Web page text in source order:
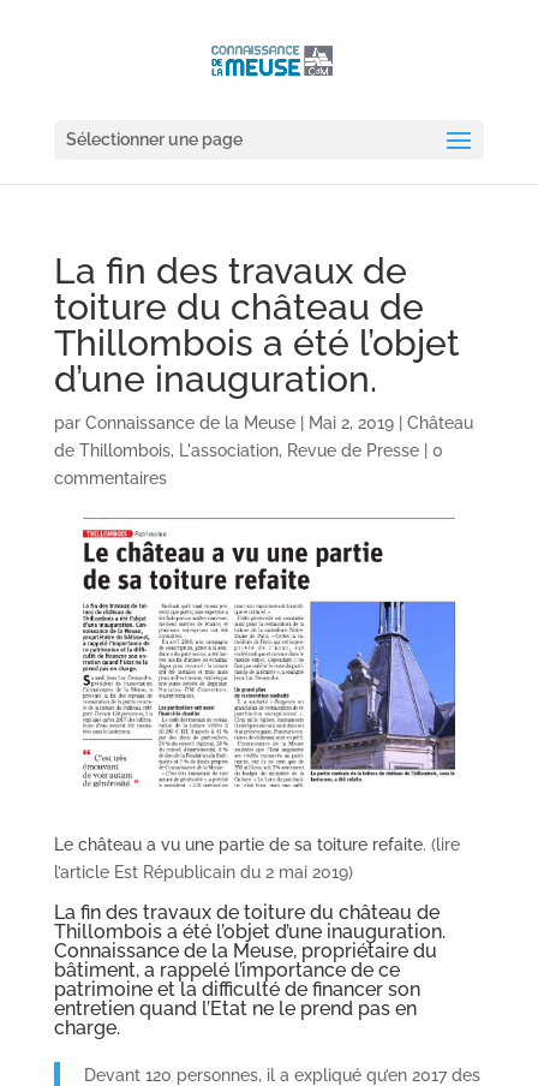
Sélectionner une page
La fin des travaux de
toiture du château de
Thillombois a été l’objet
d’une inauguration.
par Connaissance de la Meuse| Mai 2, 2019| Château
de Thillombois, L'association, Revue de Presse| 0
commentaires
Le château a vu une partie de sa toiture refaite. (lire
l’article Est Républicain du 2 mai 2019)
La fin des travaux de toiture du château de
Thillombois a été l’objet d’une inauguration.
Connaissance de la Meuse, propriétaire du
bâtiment, a rappelé l’importance de ce
patrimoine et la difficulté de financer son
entretien quand l’Etat ne le prend pas en
charge.
Devant 120 personnes, il a expliqué qu’en 2017 des